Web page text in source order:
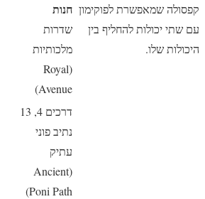
קפסולה שמאפשרת לפוקימון
עם שתי יכולות להחליף בין
היכולות שלו.
חנות
שדרות
מלכותיות
(Royal
Avenue)
דרכים 4, 13
נתיב פוני
עתיק
(Ancient
Poni Path)